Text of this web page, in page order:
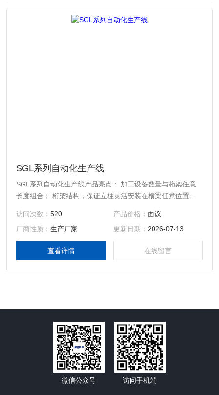
SGL系列自动化生产线
SGL系列自动化生产线产品亮点： 加工设备数量与桁架任意
长度组合； 桁架结构，保证立柱灵活安装在横梁任意位置；
访问次数：520 产品价格： 面议
厂商性质：生产厂家 更新日期： 2026-07-13
查看详情 在线留言
微信公众号 访问手机端